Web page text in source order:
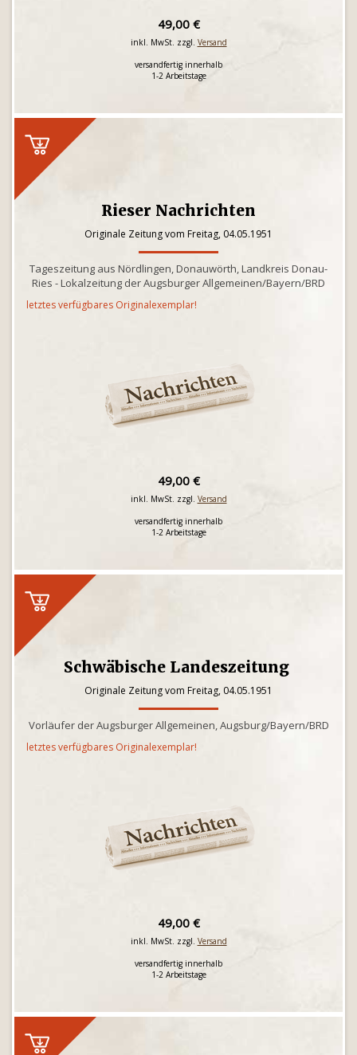
49,00 €
inkl. MwSt. zzgl. Versand
versandfertig innerhalb
1-2 Arbeitstage
Rieser Nachrichten
Originale Zeitung vom Freitag, 04.05.1951
Tageszeitung aus Nördlingen, Donauwörth, Landkreis Donau-
Ries - Lokalzeitung der Augsburger Allgemeinen/Bayern/BRD
letztes verfügbares Originalexemplar!
49,00 €
inkl. MwSt. zzgl. Versand
versandfertig innerhalb
1-2 Arbeitstage
Schwäbische Landeszeitung
Originale Zeitung vom Freitag, 04.05.1951
Vorläufer der Augsburger Allgemeinen, Augsburg/Bayern/BRD
letztes verfügbares Originalexemplar!
49,00 €
inkl. MwSt. zzgl. Versand
versandfertig innerhalb
1-2 Arbeitstage